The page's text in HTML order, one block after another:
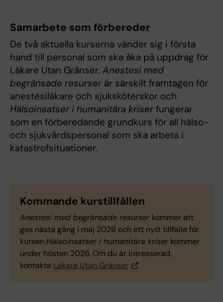
Samarbete som förbereder
De två aktuella kurserna vänder sig i första
hand till personal som ska åka på uppdrag för
Läkare Utan Gränser. Anestesi med
begränsade resurser är särskilt framtagen för
anestesiläkare och sjuksköterskor och
Hälsoinsatser i humanitära kriser fungerar
som en förberedande grundkurs för all hälso-
och sjukvårdspersonal som ska arbeta i
katastrofsituationer.
Kommande kurstillfällen
Anestesi med begränsade resurser kommer att
ges nästa gång i maj 2026 och ett nytt tillfälle för
kursen Hälsoinsatser i humanitära kriser kommer
under hösten 2026. Om du är intresserad,
kontakta Läkare Utan Gränser .